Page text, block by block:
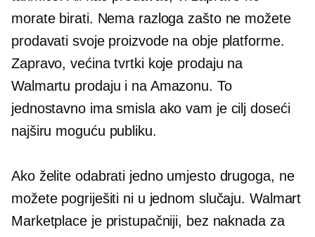
morate birati. Nema razloga zašto ne možete
prodavati svoje proizvode na obje platforme.
Zapravo, većina tvrtki koje prodaju na
Walmartu prodaju i na Amazonu. To
jednostavno ima smisla ako vam je cilj doseći
najširu moguću publiku.
Ako želite odabrati jedno umjesto drugoga, ne
možete pogriješiti ni u jednom slučaju. Walmart
Marketplace je pristupačniji, bez naknada za